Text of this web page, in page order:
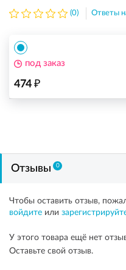
(0) Ответы
474 ₽
под заказ
Отзывы 0
Чтобы оставить отзыв,
войдите или
У этого товара ещё нет
Оставьте свой отзыв.